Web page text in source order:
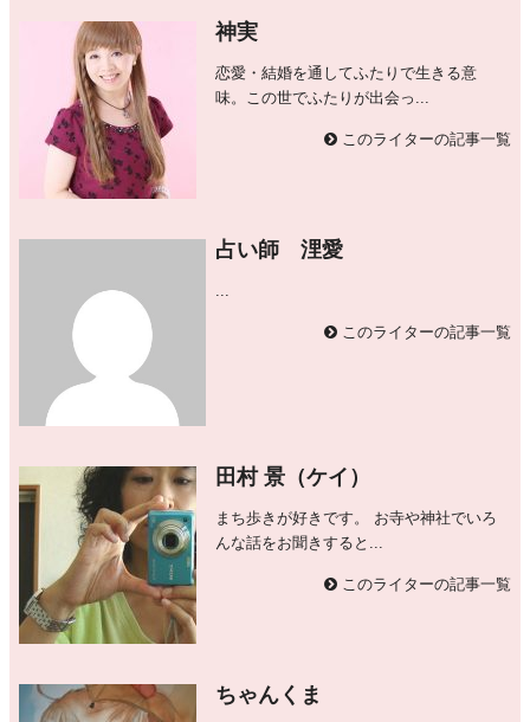
神実
恋愛・結婚を通してふたりで生きる意
味。この世でふたりが出会っ...
このライターの記事一覧
占い師 浬愛
このライターの記事一覧
田村 景（ケイ）
まち歩きが好きです。 お寺や神社でいろ
んな話をお聞きすると...
このライターの記事一覧
ちゃんくま